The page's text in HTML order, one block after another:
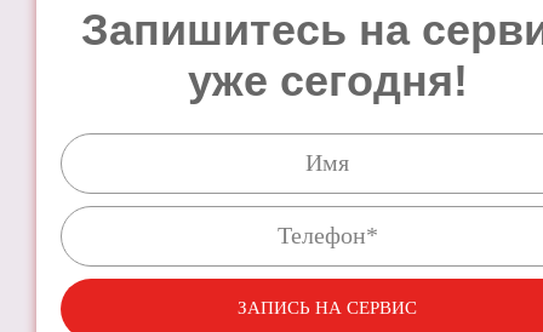
Запишитесь на
уже сегодня!
ЗАПИСЬ НА СЕРВИС